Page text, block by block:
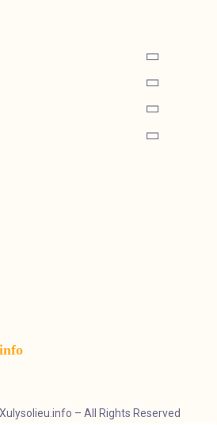
– All Rights Reserved